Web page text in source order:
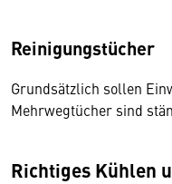
Reinigungstücher
Grundsätzlich sollen
Mehrwegtücher sind
Richtiges Kühlen